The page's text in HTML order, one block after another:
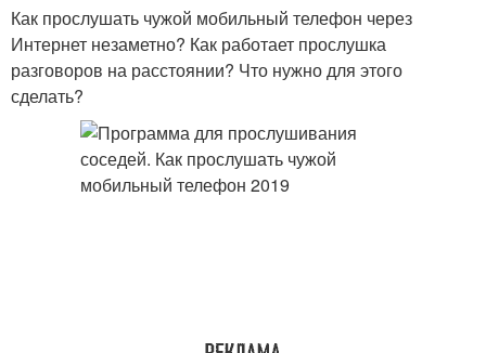
Как прослушать чужой мобильный телефон через
Интернет незаметно? Как работает прослушка
разговоров на расстоянии? Что нужно для этого
сделать?